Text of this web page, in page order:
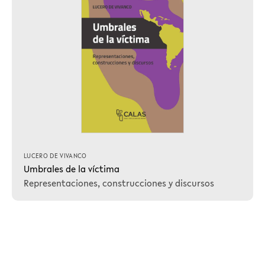
LUCERO DE VIVANCO
Umbrales de la víctima
Representaciones, construcciones y discursos